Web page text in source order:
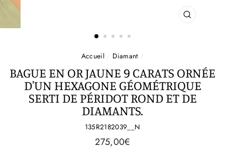
FERMER
Accueil / Diamant /
BAGUE EN OR JAUNE 9 CARATS ORNÉE
D'UN HEXAGONE GÉOMÉTRIQUE
SERTI DE PÉRIDOT ROND ET DE
DIAMANTS.
135R2182039__N
Prix
275,00€